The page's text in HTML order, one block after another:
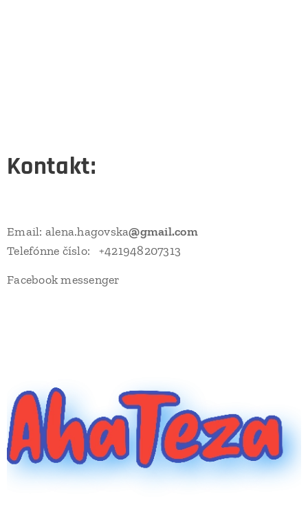
Kontakt:
Email: alena.hagovska@gmail.com
Telefónne číslo: +421948207313
Facebook messenger